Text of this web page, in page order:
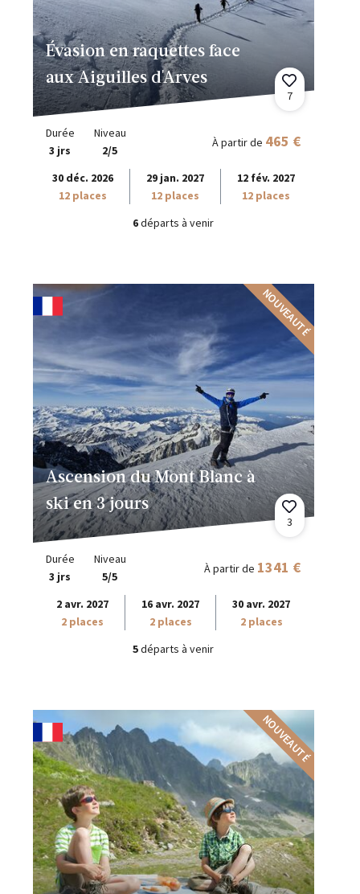
Évasion en raquettes face
aux Aiguilles d'Arves
7
Durée
3 jrs
Niveau
2/5
À partir de 465 €
30 déc. 2026
12 places
29 jan. 2027
12 places
12 fév. 2027
12 places
6départs à venir
NOUVEAUTÉ
Ascension du Mont Blanc à
ski en 3 jours
3
Durée
3 jrs
Niveau
5/5
À partir de 1341 €
2 avr. 2027
2 places
16 avr. 2027
2 places
30 avr. 2027
2 places
5départs à venir
NOUVEAUTÉ